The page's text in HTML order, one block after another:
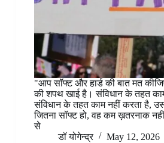
"आप सॉफ्ट और हार्ड की बात मत
की शपथ खाई है। संविधान के तहत
संविधान के तहत काम नहीं करता है,
जितना सॉफ्ट हो, वह कम ख़तरनाक
से
डॉ योगेन्द्र
May 12, 2026